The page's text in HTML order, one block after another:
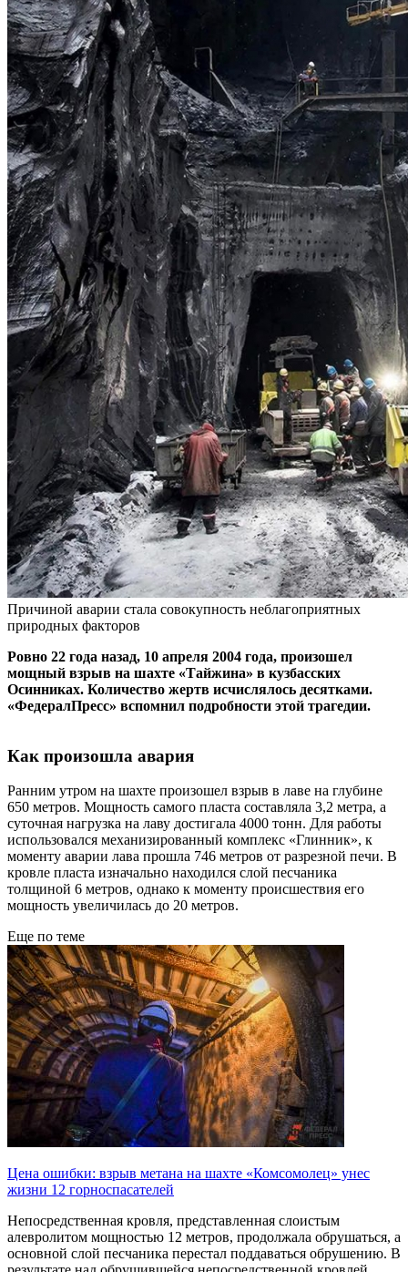
Причиной аварии стала совокупность неблагоприятных
природных факторов
Ровно 22 года назад, 10 апреля 2004 года, произошел
мощный взрыв на шахте «Тайжина» в кузбасских
Осинниках. Количество жертв исчислялось десятками.
«ФедералПресс» вспомнил подробности этой трагедии.
Как произошла авария
Ранним утром на шахте произошел взрыв в лаве на глубине
650 метров. Мощность самого пласта составляла 3,2 метра, а
суточная нагрузка на лаву достигала 4000 тонн. Для работы
использовался механизированный комплекс «Глинник», к
моменту аварии лава прошла 746 метров от разрезной печи. В
кровле пласта изначально находился слой песчаника
толщиной 6 метров, однако к моменту происшествия его
мощность увеличилась до 20 метров.
Еще по теме
Цена ошибки: взрыв метана на шахте «Комсомолец» унес
жизни 12 горноспасателей
Непосредственная кровля, представленная слоистым
алевролитом мощностью 12 метров, продолжала обрушаться, а
основной слой песчаника перестал поддаваться обрушению. В